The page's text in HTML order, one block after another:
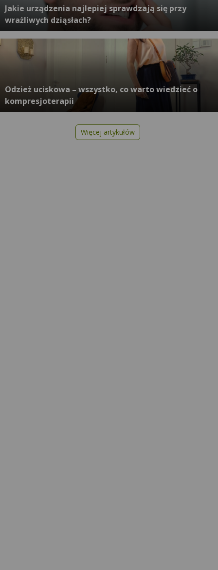
Jakie urządzenia najlepiej sprawdzają się przy
wrażliwych dziąsłach?
Odzież uciskowa – wszystko, co warto wiedzieć o
kompresjoterapii
Więcej artykułów